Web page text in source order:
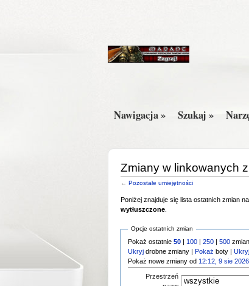
Nawigacja » Szukaj »
Zmiany w linkowanych z
← Pozostałe umiejętności
Poniżej znajduje się lista ostatnich zmian
wytłuszczone
Opcje ostatnich zmian
Pokaż ostatnie 50 100 250 500
Ukryj drobne zmiany | Pokaż boty | Ukryj
Pokaż nowe zmiany od 12:12, 9 sie 2026
Przestrzeń